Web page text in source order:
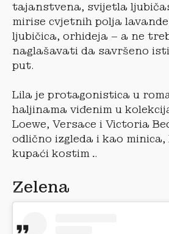
tajanstvena, svijetla
mirise cvjetnih polja
ljubičica, orhideja – a ne
naglašavati da savršeno
put.
Lila je protagonistica u
haljinama viđenim u
Loewe, Versace i Victoria
odlično izgleda i kao minica,
kupaći kostim…
Zelena